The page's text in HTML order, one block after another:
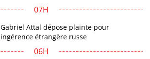
07H
Gabriel Attal dépose plainte pour
ingérence étrangère russe
06H